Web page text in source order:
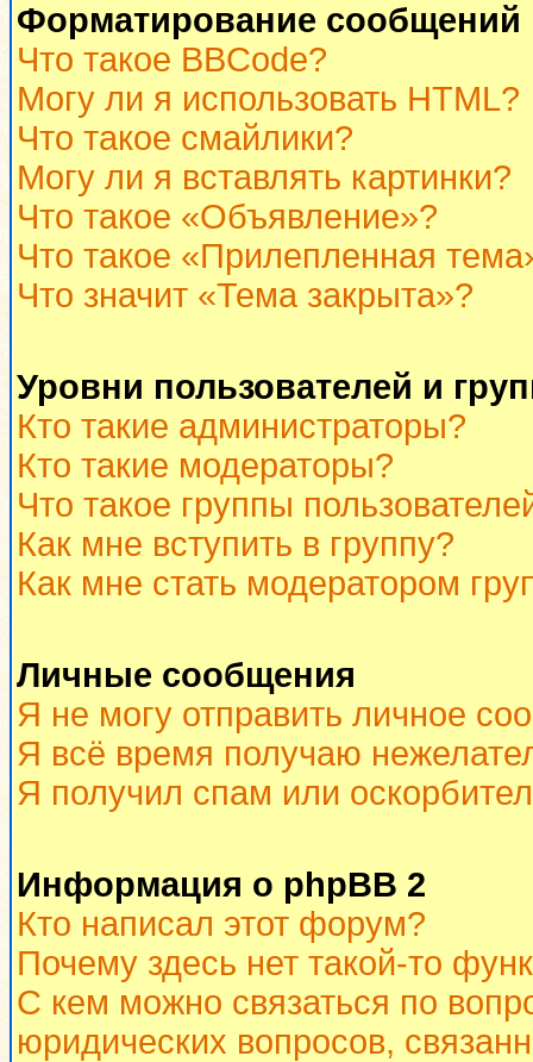
Форматирование
Что такое BBCode?
Могу ли я использовать HTML?
Что такое смайлики?
Могу ли я вставлять картинки?
Что такое «Объявление»?
Что такое «Прилепленная
Что значит «Тема закрыта»?
Уровни пользователей и
Кто такие администраторы?
Кто такие модераторы?
Что такое группы
Как мне вступить в группу?
Как мне стать модератором
Личные сообщения
Я не могу отправить личное
Я всё время получаю
Я получил спам или
Информация о phpBB 2
Кто написал этот форум?
Почему здесь нет такой-то
С кем можно связаться по
юридических вопросов,